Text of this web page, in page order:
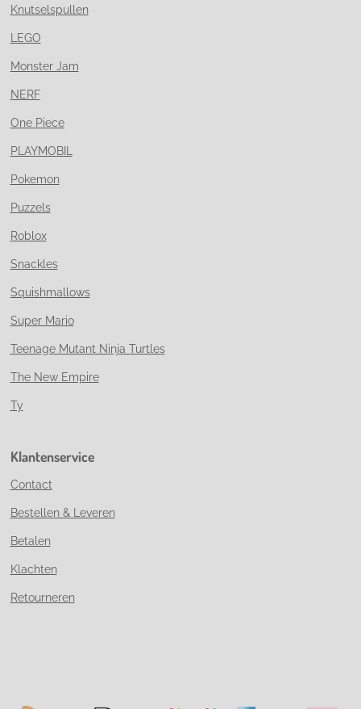
Knutselspullen
LEGO
Monster Jam
NERF
One Piece
PLAYMOBIL
Pokemon
Puzzels
Roblox
Snackles
Squishmallows
Super Mario
Teenage Mutant Ninja Turtles
The New Empire
Ty
Klantenservice
Contact
Bestellen & Leveren
Betalen
Klachten
Retourneren